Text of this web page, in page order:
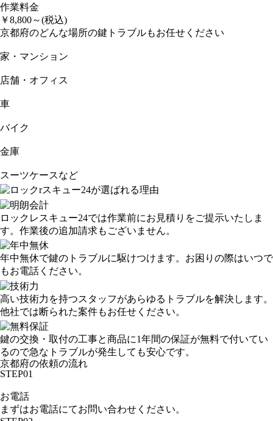
作業料金
￥8,800～(税込)
京都府のどんな場所の鍵トラブルもお任せください
家・マンション
店舗・オフィス
車
バイク
金庫
スーツケースなど
ロックレスキュー24では作業前にお見積りをご提示いたしま
す。作業後の追加請求もございません。
年中無休で鍵のトラブルに駆けつけます。お困りの際はいつで
もお電話ください。
高い技術力を持つスタッフがあらゆるトラブルを解決します。
他社では断られた案件もお任せください。
鍵の交換・取付の工事と商品に1年間の保証が無料で付いてい
るので急なトラブルが発生しても安心です。
京都府の依頼の流れ
STEP01
お電話
まずはお電話にてお問い合わせください。